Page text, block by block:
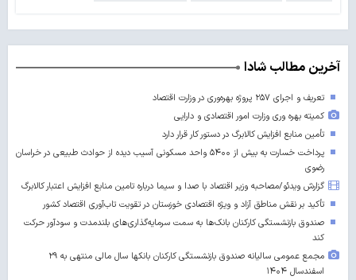
آخرین مطالب شادا
تعریف و اجرای ۲۵۷ پروژه بهره‌وری در وزارت اقتصاد
کمیته بهره وری وزارت امور اقتصادی و دارایی
تأمین منابع افزایش کالابرگ در دستور کار قرار دارد
پرداخت خسارت به بیش از ۵۴۰۰ واحد مسکونی آسیب دیده از حوادث طبیعی در خراسان
رضوی
گزارش ویدئو/مصاحبه وزیر اقتصاد با صدا و سیما درباره تامین منابع افزایش اعتبار کالابرگ
تأکید بر نقش مناطق آزاد و ویژه اقتصادی خوزستان در تقویت تاب‌آوری اقتصاد کشور
صندوق بازنشستگی کارکنان بانک‌ها به سمت سرمایه‌گذاری‌های بلندمدت و سودآور حرکت
کند
مجمع عمومی سالیانه صندوق بازنشستگی کارکنان بانکها سال مالی منتهی به ۲۹
اسفندسال ۱۴۰۴